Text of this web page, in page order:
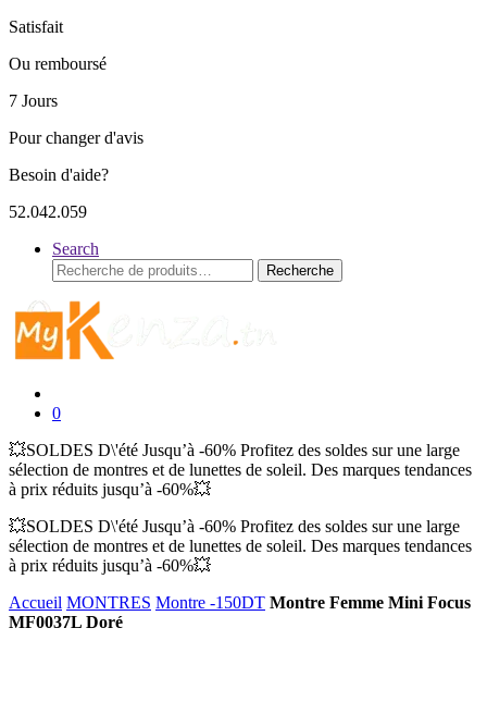
Satisfait
Ou remboursé
7 Jours
Pour changer d'avis
Besoin d'aide?
52.042.059
Search
Recherche
pour :
Recherche
0
💥SOLDES D\'été Jusqu’à -60% Profitez des soldes sur une large
sélection de montres et de lunettes de soleil. Des marques tendances
à prix réduits jusqu’à -60%💥
💥SOLDES D\'été Jusqu’à -60% Profitez des soldes sur une large
sélection de montres et de lunettes de soleil. Des marques tendances
à prix réduits jusqu’à -60%💥
Accueil MONTRES Montre -150DT Montre Femme Mini Focus
MF0037L Doré